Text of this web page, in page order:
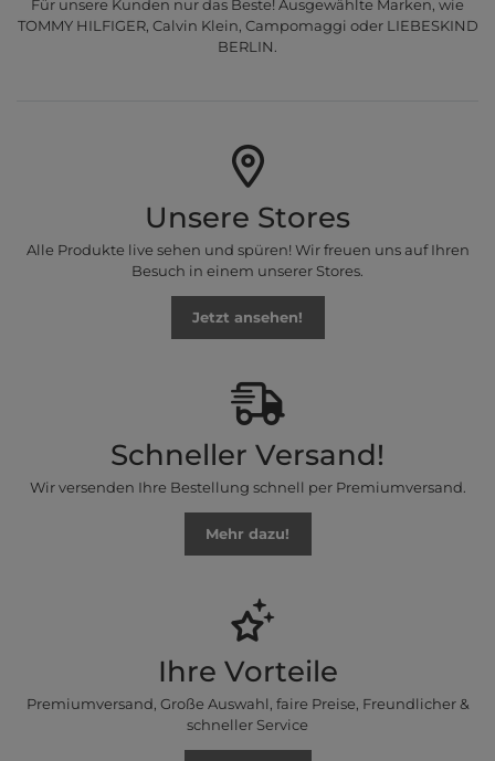
Für unsere Kunden nur das Beste! Ausgewählte Marken, wie
TOMMY HILFIGER, Calvin Klein, Campomaggi oder LIEBESKIND
BERLIN.
Unsere Stores
Alle Produkte live sehen und spüren! Wir freuen uns auf Ihren
Besuch in einem unserer Stores.
Jetzt ansehen!
Schneller Versand!
Wir versenden Ihre Bestellung schnell per Premiumversand.
Mehr dazu!
Ihre Vorteile
Premiumversand, Große Auswahl, faire Preise, Freundlicher &
schneller Service